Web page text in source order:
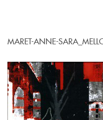
MARET-ANNE-